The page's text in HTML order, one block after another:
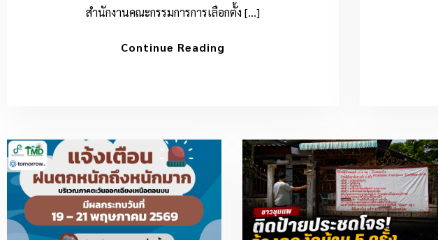
สำนักงานคณะกรรมการการเลือกตั้ง […]
Continue Reading